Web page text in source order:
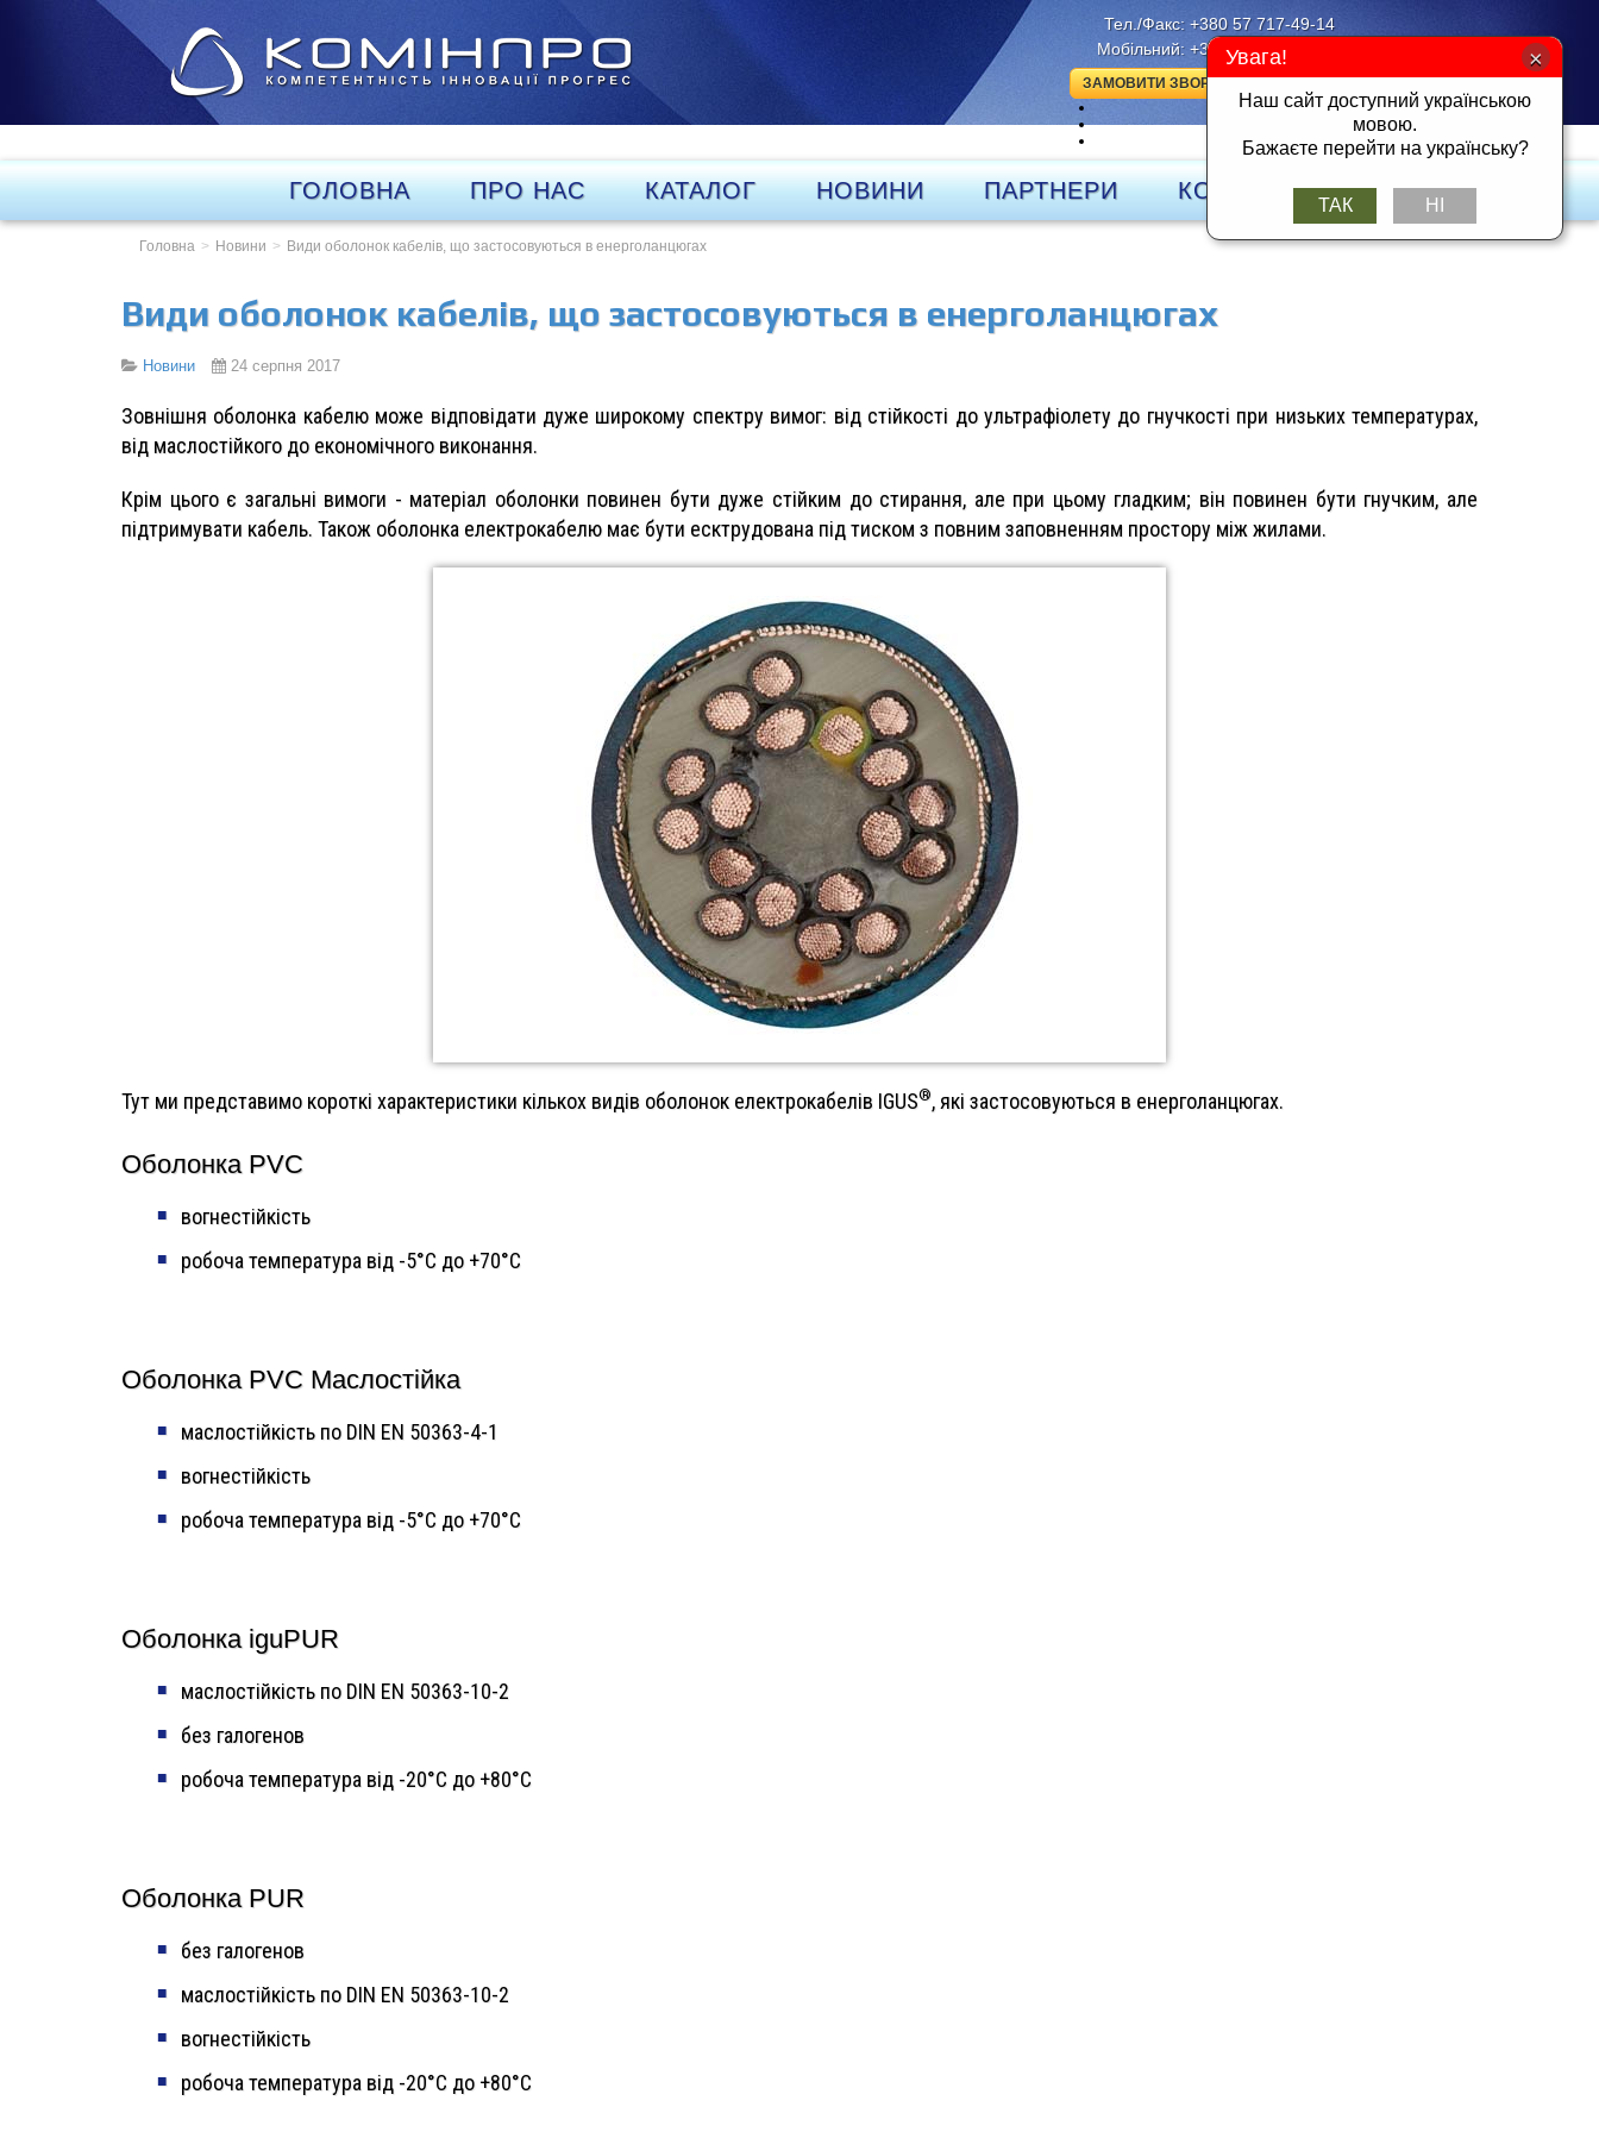
Тел./Факс: +380 57 717-49-14
Мобільний: +380 50 401-26-25
ЗАМОВИТИ ЗВОРОТНІЙ ДЗВІНОК
UK
DE
ГОЛОВНА ПРО НАС КАТАЛОГ НОВИНИ ПАРТНЕРИ КОНТАКТИ
Головна Новини Види оболонок кабелів, що застосовуються в енерголанцюгах
Види оболонок кабелів, що застосовуються в енерголанцюгах
Новини 24 серпня 2017
Зовнішня оболонка кабелю може відповідати дуже широкому спектру вимог: від стійкості до ультрафіолету до гнучкості при низьких температурах,
від маслостійкого до економічного виконання.
Крім цього є загальні вимоги - матеріал оболонки повинен бути дуже стійким до стирання, але при цьому гладким; він повинен бути гнучким, але
підтримувати кабель. Також оболонка електрокабелю має бути есктрудована під тиском з повним заповненням простору між жилами.
Тут ми представимо короткі характеристики кількох видів оболонок електрокабелів IGUS®, які застосовуються в енерголанцюгах.
Оболонка PVC
вогнестійкість
робоча температура від -5°C до +70°C
Оболонка PVC Маслостійка
маслостійкість по DIN EN 50363-4-1
вогнестійкість
робоча температура від -5°C до +70°C
Оболонка iguPUR
маслостійкість по DIN EN 50363-10-2
без галогенов
робоча температура від -20°C до +80°C
Оболонка PUR
без галогенов
маслостійкість по DIN EN 50363-10-2
вогнестійкість
робоча температура від -20°C до +80°C
Увага!
Наш сайт доступний українською
мовою.
Бажаєте перейти на українську?
ТАК НІ